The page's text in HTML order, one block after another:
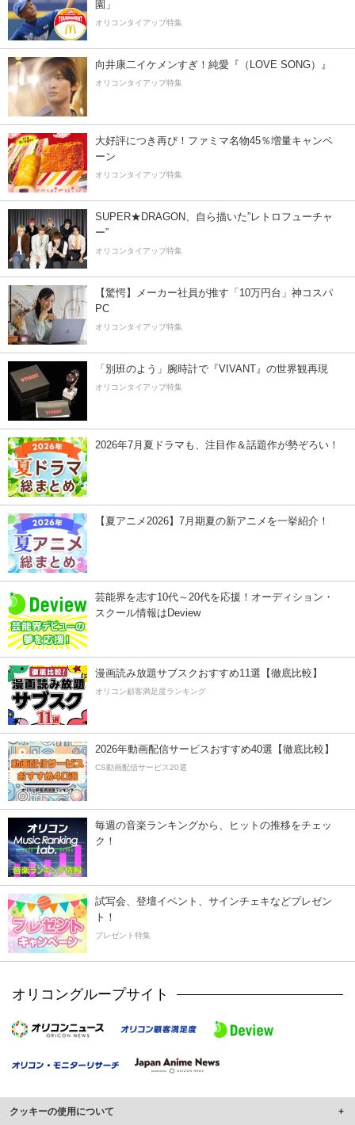
園」
オリコンタイアップ特集
向井康二イケメンすぎ！純愛『（LOVE SONG）』
オリコンタイアップ特集
大好評につき再び！ファミマ名物45％増量キャンペ
ーン
オリコンタイアップ特集
SUPER★DRAGON、自ら描いた”レトロフューチャ
ー”
オリコンタイアップ特集
【驚愕】メーカー社員が推す「10万円台」神コスパ
PC
オリコンタイアップ特集
「別班のよう」腕時計で『VIVANT』の世界観再現
オリコンタイアップ特集
2026年7月夏ドラマも、注目作＆話題作が勢ぞろい！
【夏アニメ2026】7月期夏の新アニメを一挙紹介！
芸能界を志す10代～20代を応援！オーディション・
スクール情報はDeview
漫画読み放題サブスクおすすめ11選【徹底比較】
オリコン顧客満足度ランキング
2026年動画配信サービスおすすめ40選【徹底比較】
CS動画配信サービス20選
毎週の音楽ランキングから、ヒットの推移をチェッ
ク！
試写会、登壇イベント、サインチェキなどプレゼン
ト！
プレゼント特集
オリコングループサイト
クッキーの使用について